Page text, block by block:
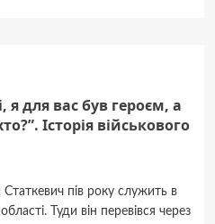
я для вас був героєм, а
Історія військового
Статкевич пів року служить в
Туди він перевівся через